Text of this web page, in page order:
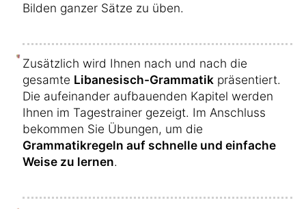
Bilden ganzer Sätze zu üben.
Zusätzlich wird Ihnen nach und nach die
gesamte Libanesisch-Grammatik präsentiert.
Die aufeinander aufbauenden Kapitel werden
Ihnen im Tagestrainer gezeigt. Im Anschluss
bekommen Sie Übungen, um die
Grammatikregeln auf schnelle und einfache
Weise zu lernen.